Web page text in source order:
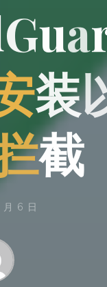
Gu
ua
装
截
截
6日